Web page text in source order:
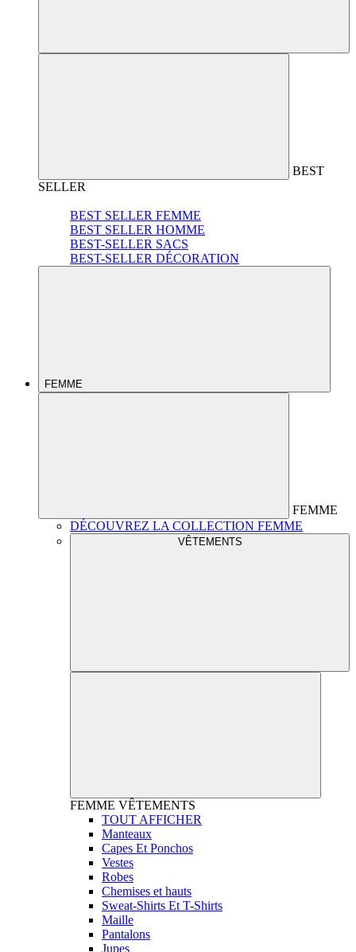
BEST
SELLER
BEST SELLER FEMME
BEST SELLER HOMME
BEST-SELLER SACS
BEST-SELLER DÉCORATION
FEMME
FEMME
DÉCOUVREZ LA COLLECTION FEMME
VÊTEMENTS
FEMME VÊTEMENTS
TOUT AFFICHER
Manteaux
Capes Et Ponchos
Vestes
Robes
Chemises et hauts
Sweat-Shirts Et T-Shirts
Maille
Pantalons
Jupes